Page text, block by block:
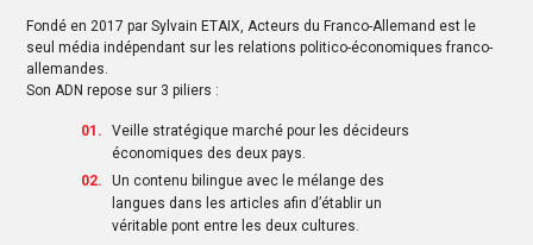
Fondé en 2017 par Sylvain ETAIX, Acteurs du Franco-Allemand est le
seul média indépendant sur les relations politico-économiques franco-
allemandes.
Son ADN repose sur 3 piliers :
Veille stratégique marché pour les décideurs
économiques des deux pays.
Un contenu bilingue avec le mélange des
langues dans les articles afin d’établir un
véritable pont entre les deux cultures.